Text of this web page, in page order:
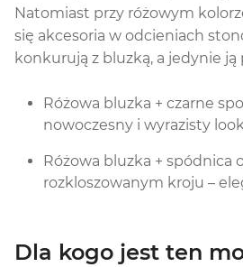
Natomiast przy różowym
się akcesoria w odcieniach
konkurują z bluzką, a jedynie ją
Różowa bluzka + czarne
nowoczesny i wyrazisty
Różowa bluzka + spódnica
rozkloszowanym kroju –
Dla kogo jest ten